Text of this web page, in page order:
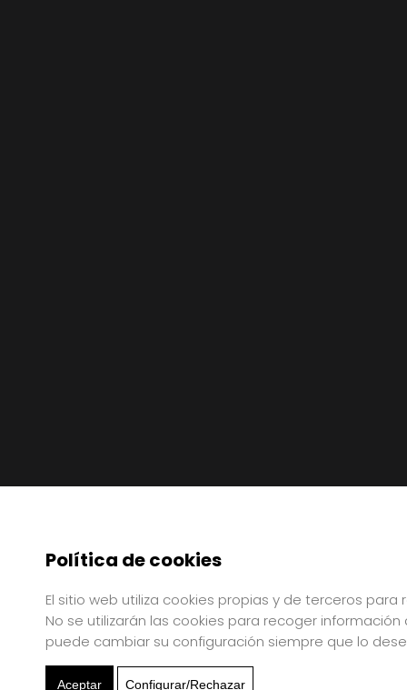
Política de cookies
El sitio web utiliza cookies propias y de terceros
No se utilizarán las cookies para recoger
puede cambiar su configuración siempre que lo
Aceptar Configurar/Rechazar